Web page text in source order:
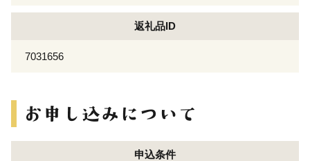
返礼品ID
7031656
申込条件